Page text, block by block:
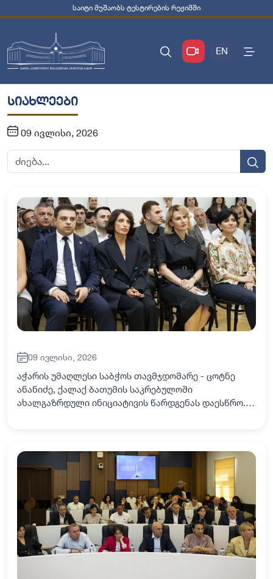
საიტი მუშაობს ტესტირების რეჟიმში
EN
სიახლეები
09 ივლისი, 2026
09 ივლისი, 2026
აჭარის უმაღლესი საბჭოს თავმჯდომარე - ცოტნე
ანანიძე, ქალაქ ბათუმის საკრებულოში
ახალგაზრდული ინიციატივის წარდგენას დაესწრო.